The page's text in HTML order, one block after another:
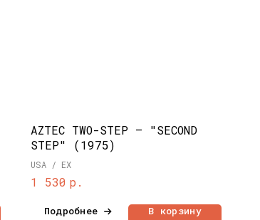
AZTEC TWO-STEP – "SECOND
STEP" (1975)
USA / EX
1 530 р.
Подробнее В корзину